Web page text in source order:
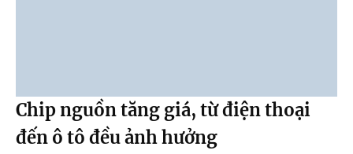
Chip nguồn tăng giá, từ điện thoại
đến ô tô đều ảnh hưởng